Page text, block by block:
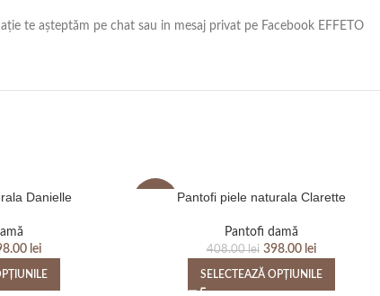
te așteptăm pe chat sau in mesaj privat pe Facebook EFFETO
Danielle
lei
Pantofi piele naturala Clarette
Pantofi damă
408.00lei 398.00 lei
SELECTEAZĂ OPȚIUNILE